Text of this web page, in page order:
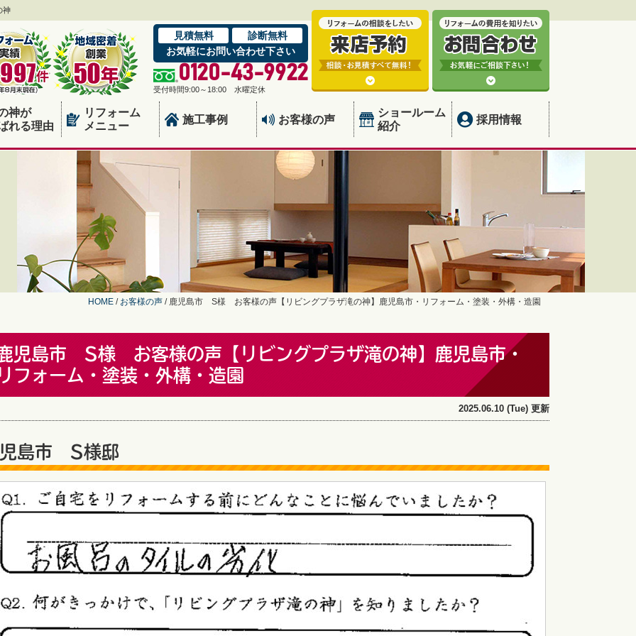
神
見積無料
診断無料
お気軽にお問い合わせ下さい
0120-43-9922
受付時間9:00～18:00 水曜定休
神が
れる理由
リフォーム
メニュー
施工事例 お客様の声
ショールーム
紹介
採用情報
HOME / お客様の声 / 鹿児島市 S様 お客様の声【リビングプラザ滝の神】鹿児島市・リフォーム・塗装・外構・造園
児島市 S様 お客様の声【リビングプラザ滝の神】鹿児島市・
フォーム・塗装・外構・造園
2025.06.10 (Tue) 更新
島市 S様邸